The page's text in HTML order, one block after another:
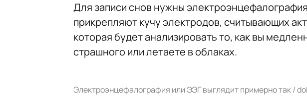
Для записи снов нужны
прикрепляют кучу электродов, считывающих
которая будет анализировать то, как вы
страшного или летаете в облаках.
Электроэнцефалография или ЭЭГ выглядит примерно так /